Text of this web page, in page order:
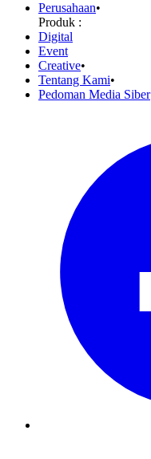
Perusahaan•
Produk :
Digital
Event
Creative•
Tentang Kami•
Pedoman Media Siber